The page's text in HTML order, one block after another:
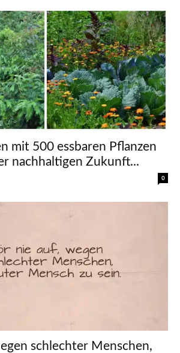
mit 500 essbaren Pflanzen
nachhaltigen Zukunft...
0
schlechter Menschen,